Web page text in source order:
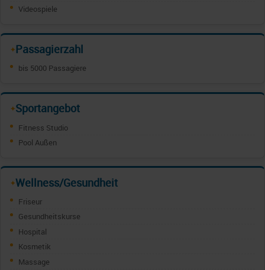
Videospiele
✦Passagierzahl
bis 5000 Passagiere
✦Sportangebot
Fitness Studio
Pool Außen
✦Wellness/Gesundheit
Friseur
Gesundheitskurse
Hospital
Kosmetik
Massage